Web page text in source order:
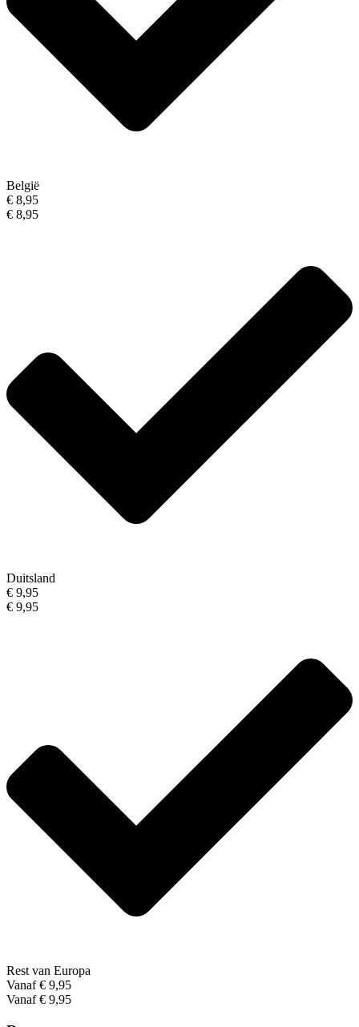
België
€ 8,95
€ 8,95
Duitsland
€ 9,95
€ 9,95
Rest van Europa
Vanaf € 9,95
Vanaf € 9,95